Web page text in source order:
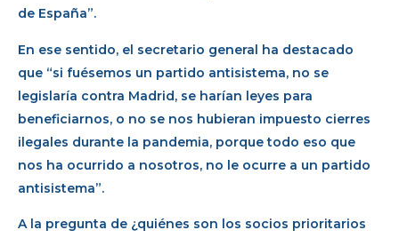
de España”.
En ese sentido, el secretario general ha destacado
que “si fuésemos un partido antisistema, no se
legislaría contra Madrid, se harían leyes para
beneficiarnos, o no se nos hubieran impuesto cierres
ilegales durante la pandemia, porque todo eso que
nos ha ocurrido a nosotros, no le ocurre a un partido
antisistema”.
A la pregunta de ¿quiénes son los socios prioritarios